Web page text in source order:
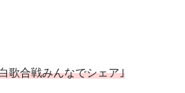
歌合戦みんなでシェア｣